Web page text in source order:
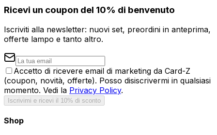
Ricevi un coupon del 10% di benvenuto
Iscriviti alla newsletter: nuovi set, preordini in anteprima,
offerte lampo e tanto altro.
Accetto di ricevere email di marketing da Card-Z
(coupon, novità, offerte). Posso disiscrivermi in qualsiasi
momento. Vedi la Privacy Policy.
Iscrivimi e ricevi il 10% di sconto
Shop